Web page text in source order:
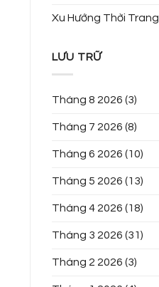
Xu Hướng Thời Trang
LƯU TRỮ
Tháng 8 2026 (3)
Tháng 7 2026 (8)
Tháng 6 2026 (10)
Tháng 5 2026 (13)
Tháng 4 2026 (18)
Tháng 3 2026 (31)
Tháng 2 2026 (3)